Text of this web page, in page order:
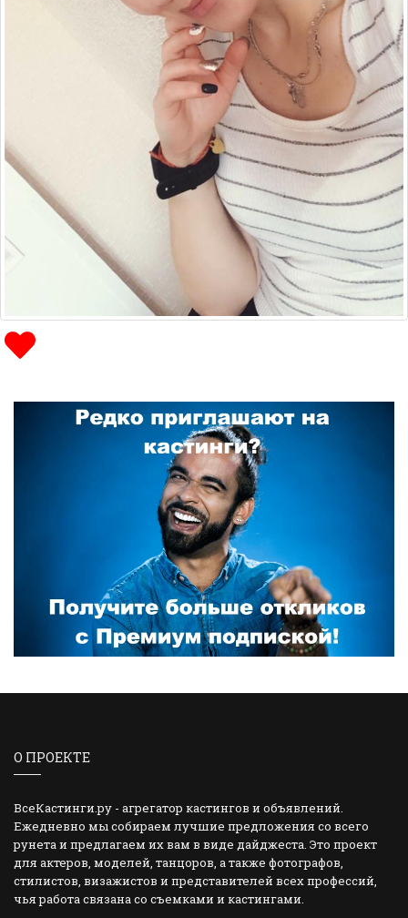
О ПРОЕКТЕ
ВсеКастинги.ру - агрегатор кастингов и объявлений.
Ежедневно мы собираем лучшие предложения со всего
рунета и предлагаем их вам в виде дайджеста. Это проект
для актеров, моделей, танцоров, а также фотографов,
стилистов, визажистов и представителей всех профессий,
чья работа связана со съемками и кастингами.